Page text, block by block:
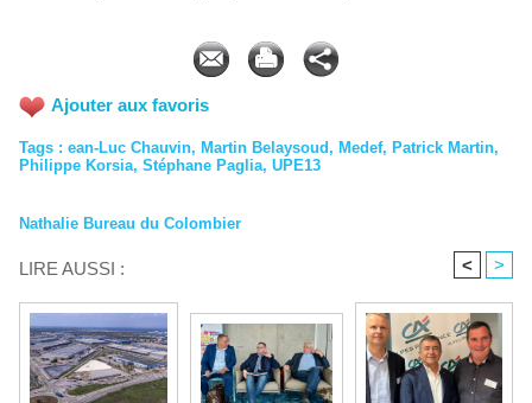
Ajouter aux favoris
Tags : ean-Luc Chauvin, Martin Belaysoud , Medef, Patrick Martin,
Philippe Korsia, Stéphane Paglia, UPE13
Nathalie Bureau du Colombier
LIRE AUSSI : < >